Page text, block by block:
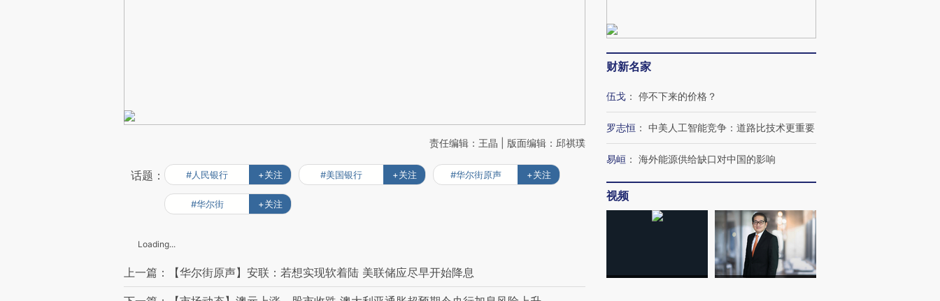
责任编辑：王晶 | 版面编辑：邱祺璞
话题： #人民银行 +关注 #美国银行 +关注 #华尔街原声 +关注
#华尔街 +关注
Loading...
上一篇：【华尔街原声】安联：若想实现软着陆 美联储应尽早开始降息
财新名家
伍戈 ： 停不下来的价格？
罗志恒 ： 中美人工智能竞争：道路比技术更重要
易峘 ： 海外能源供给缺口对中国的影响
视频